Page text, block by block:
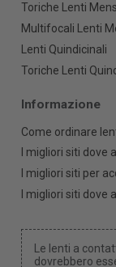
Toriche Lenti
Multifocali Lenti
Lenti Quindicinali
Toriche Lenti
Informazione
Come ordinare
I migliori siti
I migliori siti per
I migliori siti dove
Le lenti a
dovrebbero